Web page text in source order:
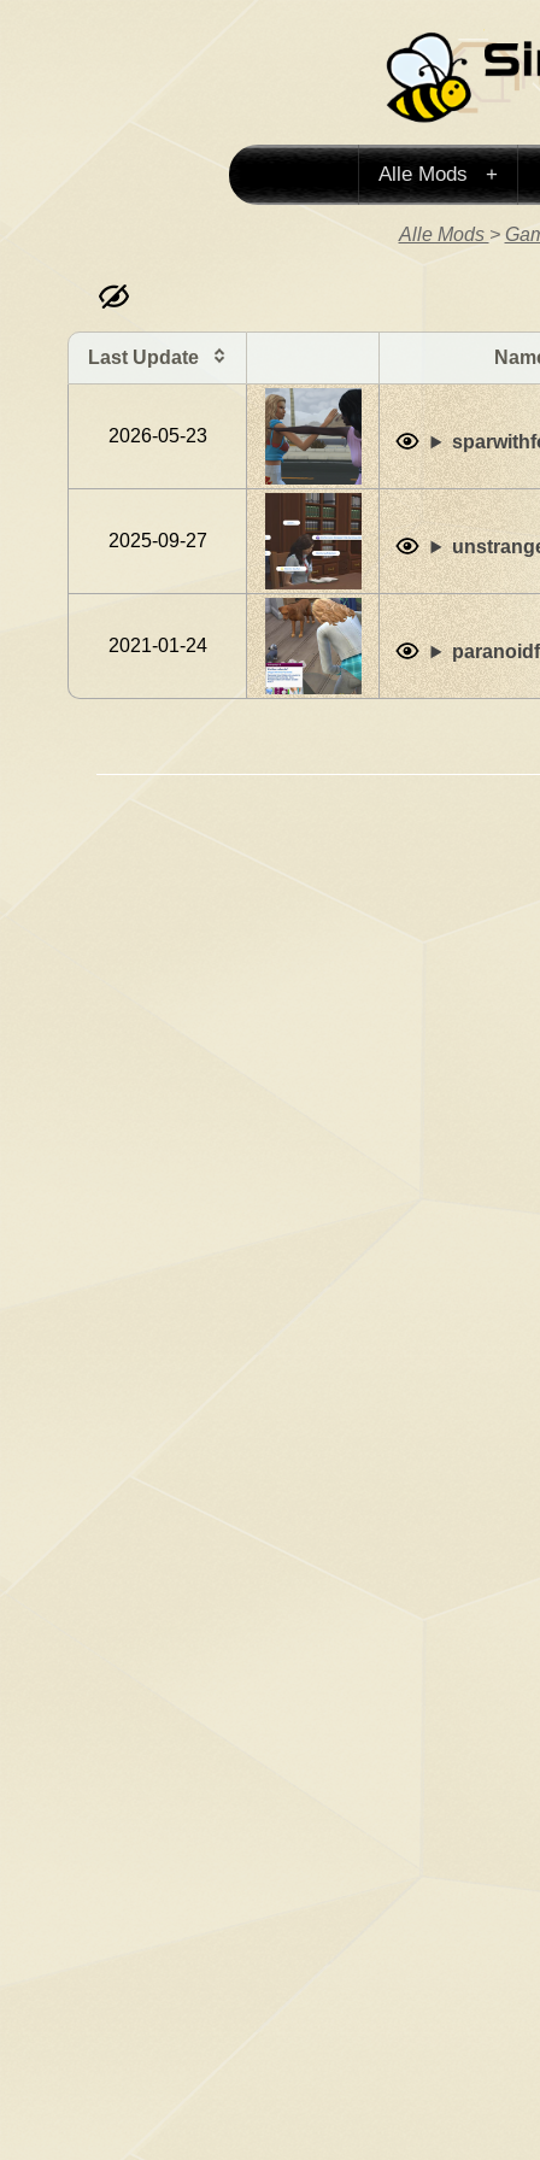
Alle Mods
Alle Mods >
Last Update
2026-05-23
2025-09-27
2021-01-24